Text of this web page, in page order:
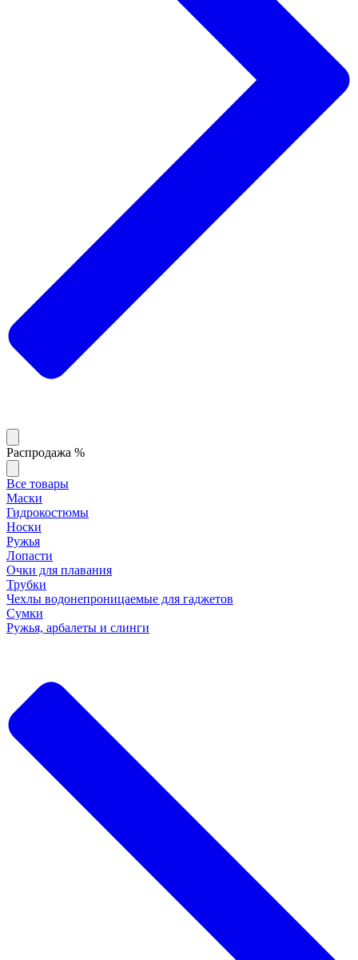
Распродажа %
Все товары
Маски
Гидрокостюмы
Носки
Ружья
Лопасти
Очки для плавания
Трубки
Чехлы водонепроницаемые для гаджетов
Сумки
Ружья, арбалеты и слинги